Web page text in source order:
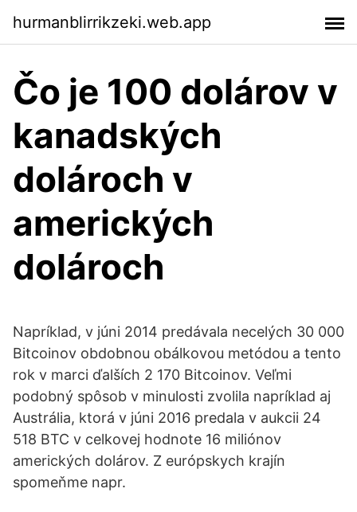
hurmanblirrikzeki.web.app
Čo je 100 dolárov v
kanadských
dolároch v
amerických
dolároch
Napríklad, v júni 2014 predávala necelých 30 000
Bitcoinov obdobnou obálkovou metódou a tento
rok v marci ďalších 2 170 Bitcoinov. Veľmi
podobný spôsob v minulosti zvolila napríklad aj
Austrália, ktorá v júni 2016 predala v aukcii 24
518 BTC v celkovej hodnote 16 miliónov
amerických dolárov. Z európskych krajín
spomeňme napr.